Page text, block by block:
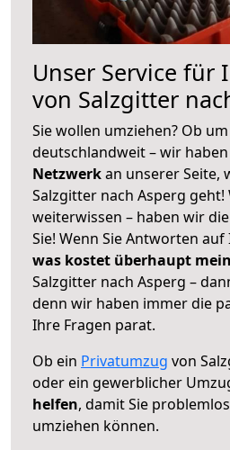
Unser Service für
von Salzgitter
Sie wollen umziehen? Ob
deutschlandweit – wir haben
Netzwerkan unserer Seite,
Salzgitter nach Asperg geht!
weiterwissen – haben wir
Sie! Wenn Sie Antworten
was kostet überhaupt
Salzgitter nach Asperg –
denn wir haben immer die
Ihre Fragen parat.
Ob ein Privatumzug von
oder ein gewerblicher
helfen, damit Sie
umziehen können.